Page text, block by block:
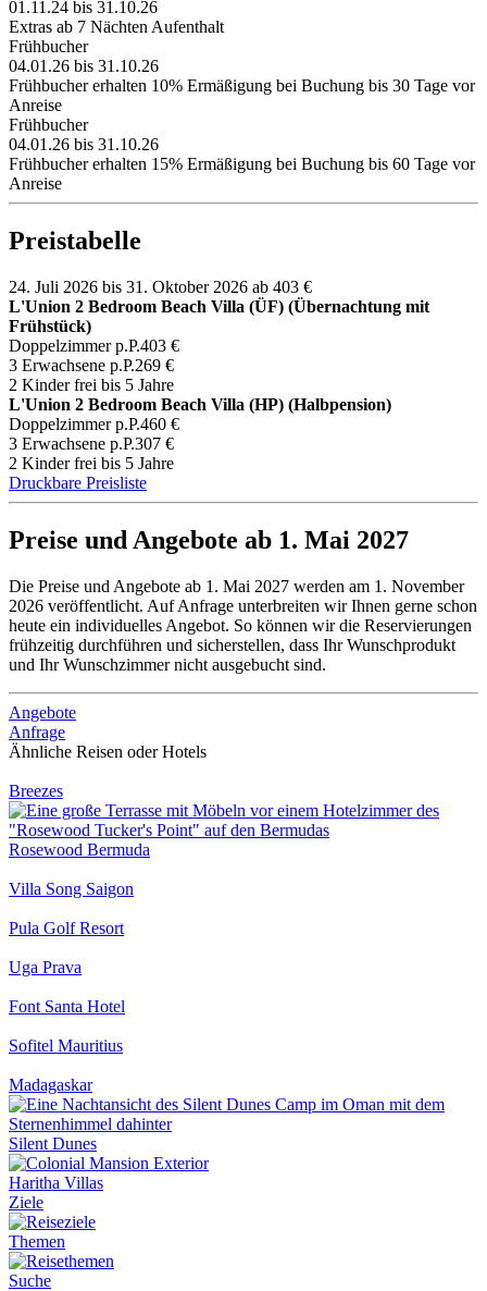
01.11.24 bis 31.10.26
Extras ab 7 Nächten Aufenthalt
Frühbucher
04.01.26 bis 31.10.26
Frühbucher erhalten 10% Ermäßigung bei Buchung bis 30 Tage vor
Anreise
Frühbucher
04.01.26 bis 31.10.26
Frühbucher erhalten 15% Ermäßigung bei Buchung bis 60 Tage vor
Anreise
Preistabelle
24. Juli 2026 bis 31. Oktober 2026 ab 403 €
L'Union 2 Bedroom Beach Villa (ÜF) (Übernachtung mit
Frühstück)
Doppelzimmer p.P.403 €
3 Erwachsene p.P.269 €
2 Kinder frei bis 5 Jahre
L'Union 2 Bedroom Beach Villa (HP) (Halbpension)
Doppelzimmer p.P.460 €
3 Erwachsene p.P.307 €
2 Kinder frei bis 5 Jahre
Druckbare Preisliste
Preise und Angebote ab 1. Mai 2027
Die Preise und Angebote ab 1. Mai 2027 werden am 1. November
2026 veröffentlicht. Auf Anfrage unterbreiten wir Ihnen gerne schon
heute ein individuelles Angebot. So können wir die Reservierungen
frühzeitig durchführen und sicherstellen, dass Ihr Wunschprodukt
und Ihr Wunschzimmer nicht ausgebucht sind.
Angebote
Anfrage
Ähnliche Reisen oder Hotels
Breezes
Rosewood Bermuda
Villa Song Saigon
Pula Golf Resort
Uga Prava
Font Santa Hotel
Sofitel Mauritius
Madagaskar
Silent Dunes
Haritha Villas
Ziele
Themen
Suche